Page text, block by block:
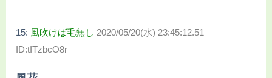
15: 風吹けば毛無し 2020/05/20(水) 23:45:12.51
ID:tITzbcO8r